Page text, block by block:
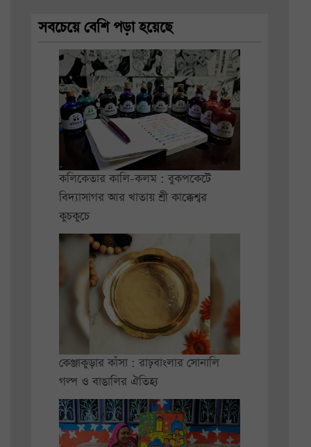
সবচেয়ে বেশি পড়া হয়েছে
কলিকেতার কালি-কলম : বুকপকেটে
বিদ্যাসাগর আর খাতায় শ্রী কাক্কেশ্বর
কুচকুচে
কেঞ্জাকুড়ার কাঁসা : রাঢ়বাংলার সোনালি
গল্প ও বাঙালির ঐতিহ্য